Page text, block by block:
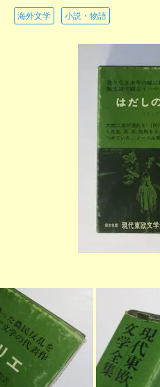
海外文学 小説・物語